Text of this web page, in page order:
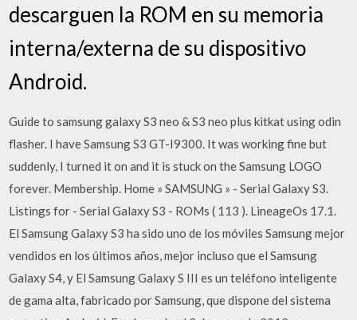
descarguen la ROM en su memoria
interna/externa de su dispositivo
Android.
Guide to samsung galaxy S3 neo & S3 neo plus kitkat using odin
flasher. I have Samsung S3 GT-I9300. It was working fine but
suddenly, I turned it on and it is stuck on the Samsung LOGO
forever. Membership. Home » SAMSUNG » - Serial Galaxy S3.
Listings for - Serial Galaxy S3 - ROMs ( 113 ). LineageOs 17.1.
El Samsung Galaxy S3 ha sido uno de los móviles Samsung mejor
vendidos en los últimos años, mejor incluso que el Samsung
Galaxy S4, y El Samsung Galaxy S III es un teléfono inteligente
de gama alta, fabricado por Samsung, que dispone del sistema